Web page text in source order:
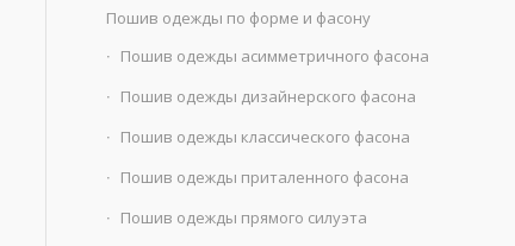
Пошив одежды по форме и фасону
Пошив одежды асимметричного фасона
Пошив одежды дизайнерского фасона
Пошив одежды классического фасона
Пошив одежды приталенного фасона
Пошив одежды прямого силуэта